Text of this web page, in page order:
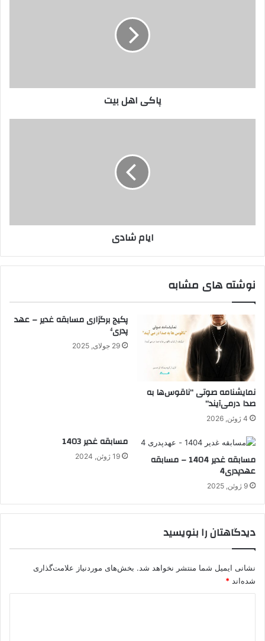
پاکی اهل بیت
ایام شادی
نوشته های مشابه
نمایشنامه صوتی “ناقوس‌ها به
صدا در‌می‌آیند”
4 ژوئن, 2026
پکیج برگزاری مسابقه غدیر – عهد
پدری⁴
29 جولای, 2025
مسابقه غدیر 1404 – مسابقه
عهدپدری4
9 ژوئن, 2025
مسابقه غدیر 1403
19 ژوئن, 2024
دیدگاهتان را بنویسید
نشانی ایمیل شما منتشر نخواهد شد. بخش‌های موردنیاز علامت‌گذاری
شده‌اند *